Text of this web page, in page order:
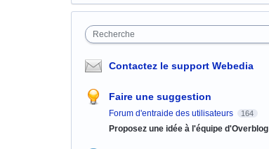
Recherche
Contactez le support Webedia
Faire une suggestion
Forum d'entraide des utilisateurs 164
Proposez une idée à l'équipe d'Overblog